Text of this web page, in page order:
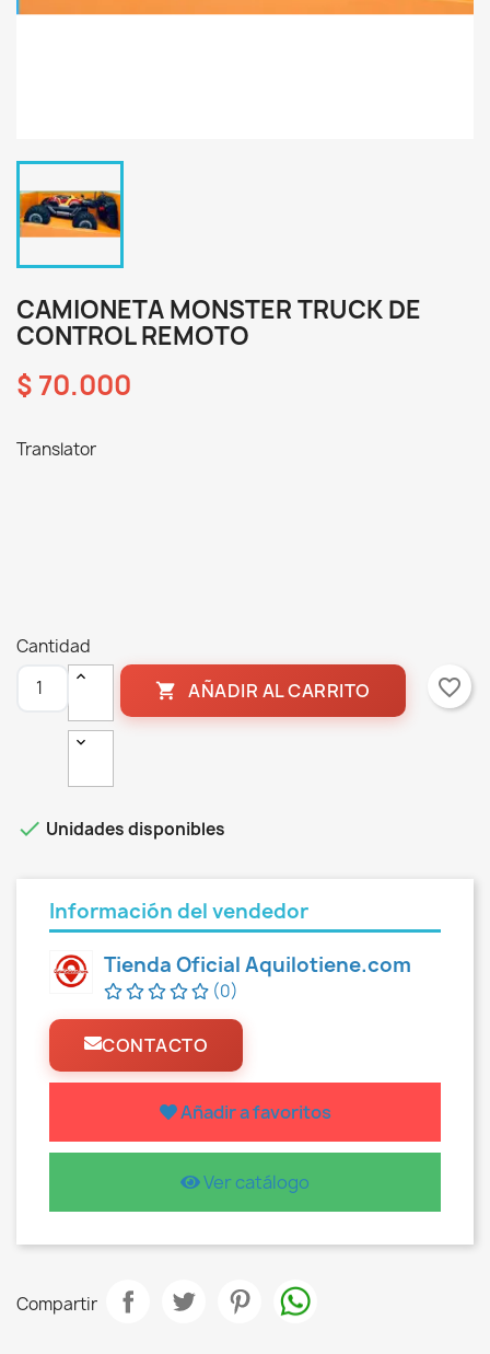
CAMIONETA MONSTER TRUCK DE
CONTROL REMOTO
$ 70.000
Translator
Cantidad
 AÑADIR AL CARRITO favorite_border
 Unidades disponibles
Información del vendedor
Tienda Oficial Aquilotiene.com
(0)
CONTACTO
Añadir a favoritos
Ver catálogo
Compartir